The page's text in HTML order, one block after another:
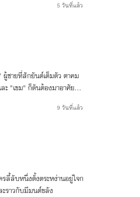
5 วันที่แล้ว
ชายที่สักยันต์เต็มตัว ตาคม
ะ "เขม" ก็ดันต้องมาอาศัยอยู่
9 วันที่แล้ว
ลี้ลับหนึ่งตั้งตระหง่านอยู่ใจก
ราวกับมีมนต์ขลัง